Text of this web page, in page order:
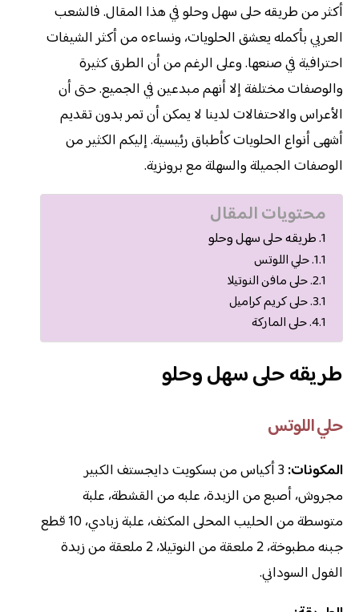
أكثر من طريقه حلى سهل وحلو في هذا المقال. فالشعب
العربي بأكمله يعشق الحلويات، ونساءه من أكثر الشيفات
احترافية في صنعها. وعلى الرغم من أن الطرق كثيرة
والوصفات مختلفة إلا أنهم مبدعين في الجميع. حتى أن
الأعراس والاحتفالات لدينا لا يمكن أن تمر بدون تقديم
أشهى أنواع الحلويات كأطباق رئيسية. إليكم الكثير من
الوصفات الجميلة والسهلة مع برونزية.
محتويات المقال
طريقه حلى سهل وحلو
حلي اللوتس
حلى مافن النوتيلا
حلى كريم كراميل
حلى الماركة
طريقه حلى سهل وحلو
حلي اللوتس
المكونات: 3 أكياس من بسكويت دايجستف الكبير
مجروش، أصبع من الزبدة، علبه من القشطة، علبة
متوسطة من الحليب المحلى المكثف، علبة زبادي، 10 قطع
جبنه مطبوخة، 2 ملعقة من النوتيلا، 2 ملعقة من زبدة
الفول السوداني.